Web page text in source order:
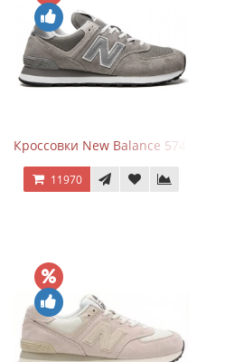
Кроссовки New Balance 574 Grey
11970